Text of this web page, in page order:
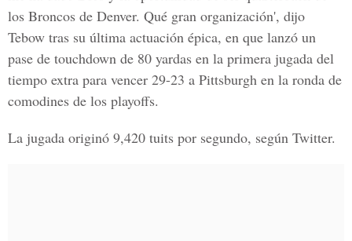
los Broncos de Denver. Qué gran organización', dijo
Tebow tras su última actuación épica, en que lanzó un
pase de touchdown de 80 yardas en la primera jugada del
tiempo extra para vencer 29-23 a Pittsburgh en la ronda de
comodines de los playoffs.
La jugada originó 9,420 tuits por segundo, según Twitter.